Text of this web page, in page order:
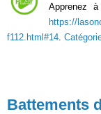
Apprenez
https://
f112.html#14
Battements